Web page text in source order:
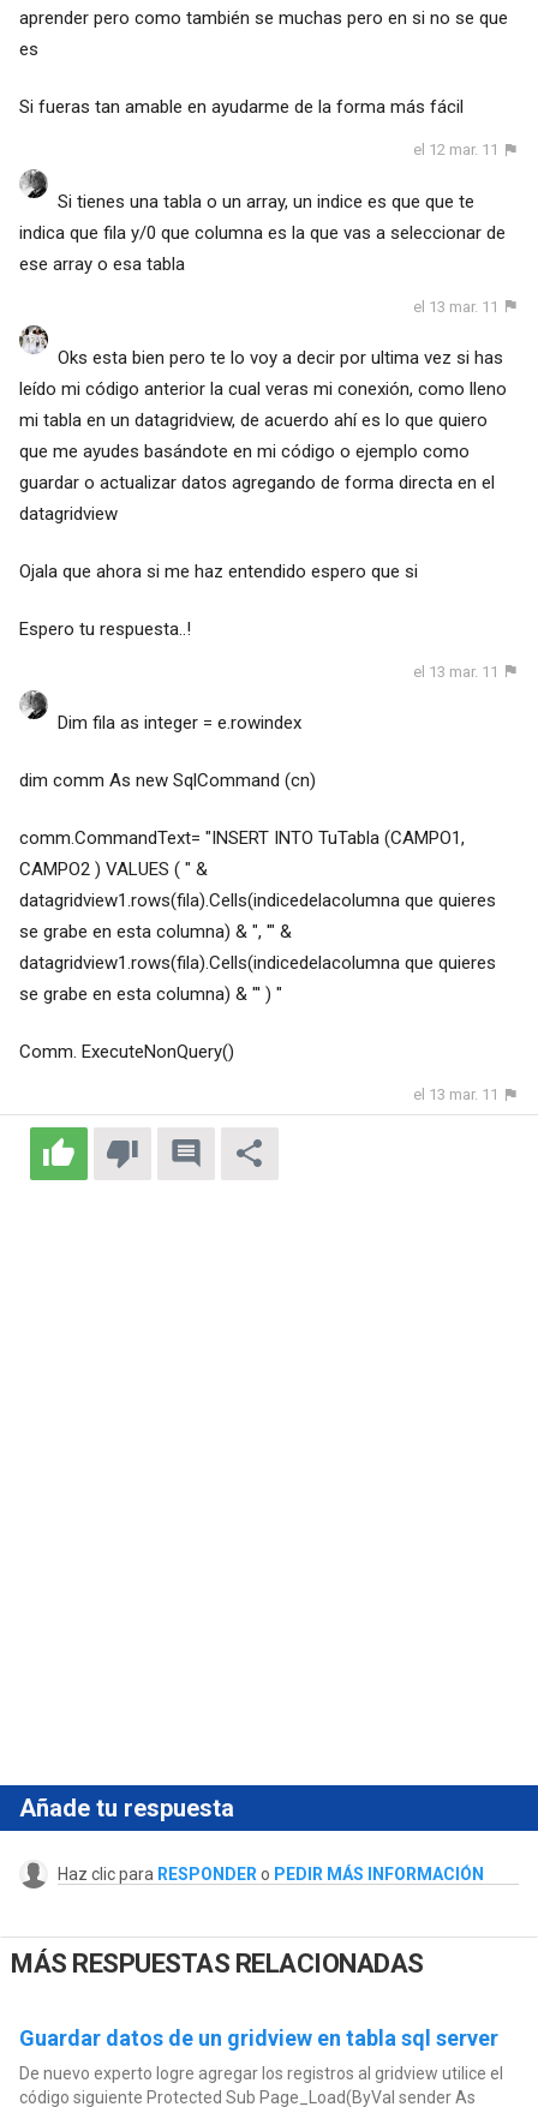
aprender pero como también se muchas pero en si no se que
es
Si fueras tan amable en ayudarme de la forma más fácil
el 12 mar. 11
Si tienes una tabla o un array, un indice es que que te
indica que fila y/0 que columna es la que vas a seleccionar de
ese array o esa tabla
el 13 mar. 11
Oks esta bien pero te lo voy a decir por ultima vez si has
leído mi código anterior la cual veras mi conexión, como lleno
mi tabla en un datagridview, de acuerdo ahí es lo que quiero
que me ayudes basándote en mi código o ejemplo como
guardar o actualizar datos agregando de forma directa en el
datagridview
Ojala que ahora si me haz entendido espero que si
Espero tu respuesta..!
el 13 mar. 11
Dim fila as integer = e.rowindex
dim comm As new SqlCommand (cn)
comm.CommandText= "INSERT INTO TuTabla (CAMPO1,
CAMPO2 ) VALUES ( " &
datagridview1.rows(fila).Cells(indicedelacolumna que quieres
se grabe en esta columna) & ", '" &
datagridview1.rows(fila).Cells(indicedelacolumna que quieres
se grabe en esta columna) & "' ) "
Comm. ExecuteNonQuery()
el 13 mar. 11
Añade tu respuesta
Haz clic para RESPONDER o PEDIR MÁS INFORMACIÓN
MÁS RESPUESTAS RELACIONADAS
Guardar datos de un gridview en tabla sql server
De nuevo experto logre agregar los registros al gridview utilice el
código siguiente Protected Sub Page_Load(ByVal sender As